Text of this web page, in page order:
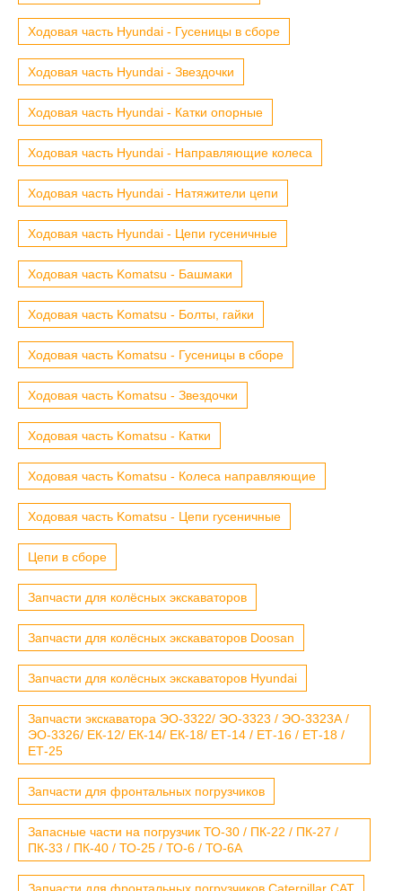
Ходовая часть Hyundai - Гусеницы в сборе
Ходовая часть Hyundai - Звездочки
Ходовая часть Hyundai - Катки опорные
Ходовая часть Hyundai - Направляющие колеса
Ходовая часть Hyundai - Натяжители цепи
Ходовая часть Hyundai - Цепи гусеничные
Ходовая часть Komatsu - Башмаки
Ходовая часть Komatsu - Болты, гайки
Ходовая часть Komatsu - Гусеницы в сборе
Ходовая часть Komatsu - Звездочки
Ходовая часть Komatsu - Катки
Ходовая часть Komatsu - Колеса направляющие
Ходовая часть Komatsu - Цепи гусеничные
Цепи в сборе
Запчасти для колёсных экскаваторов
Запчасти для колёсных экскаваторов Doosan
Запчасти для колёсных экскаваторов Hyundai
Запчасти экскаватора ЭО-3322/ ЭО-3323 / ЭО-3323А /
ЭО-3326/ ЕК-12/ ЕК-14/ ЕК-18/ ЕТ-14 / ЕТ-16 / ЕТ-18 /
ЕТ-25
Запчасти для фронтальных погрузчиков
Запасные части на погрузчик ТО-30 / ПК-22 / ПК-27 /
ПК-33 / ПК-40 / ТО-25 / ТО-6 / ТО-6А
Запчасти для фронтальных погрузчиков Caterpillar CAT